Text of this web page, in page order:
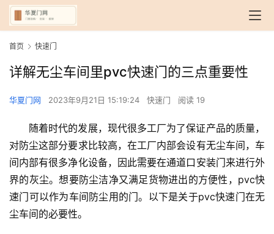
首页 快速门
详解无尘车间里pvc快速门的三点重要性
华夏门网 2023年9月21日 15:19:24 快速门 阅读 19
随着时代的发展，现代很多工厂为了保证产品的质量，
对防尘这部分要求比较高，在工厂内部会设有无尘车间，车
间内部有很多净化设备，因此需要在通道口安装门来进行外
界的灰尘。想要防尘洁净又满足货物进出的方便性，pvc快
速门可以作为车间防尘用的门。以下是关于pvc快速门在无
尘车间的必要性。